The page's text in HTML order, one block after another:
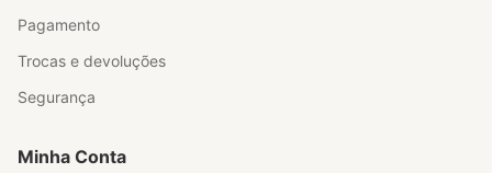
Pagamento
Trocas e devoluções
Segurança
Minha Conta